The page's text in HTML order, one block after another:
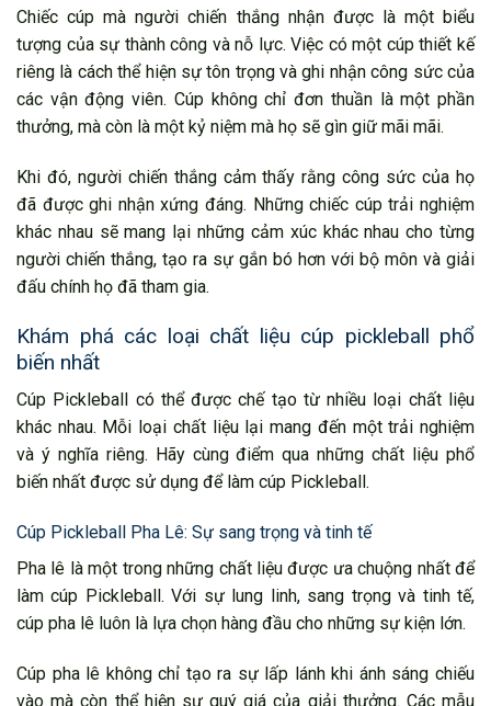
Chiếc cúp mà người chiến thắng nhận được là một biểu
tượng của sự thành công và nỗ lực. Việc có một cúp thiết kế
riêng là cách thể hiện sự tôn trọng và ghi nhận công sức của
các vận động viên. Cúp không chỉ đơn thuần là một phần
thưởng, mà còn là một kỷ niệm mà họ sẽ gìn giữ mãi mãi.
Khi đó, người chiến thắng cảm thấy rằng công sức của họ
đã được ghi nhận xứng đáng. Những chiếc cúp trải nghiệm
khác nhau sẽ mang lại những cảm xúc khác nhau cho từng
người chiến thắng, tạo ra sự gắn bó hơn với bộ môn và giải
đấu chính họ đã tham gia.
Khám phá các loại chất liệu cúp pickleball phổ
biến nhất
Cúp Pickleball có thể được chế tạo từ nhiều loại chất liệu
khác nhau. Mỗi loại chất liệu lại mang đến một trải nghiệm
và ý nghĩa riêng. Hãy cùng điểm qua những chất liệu phổ
biến nhất được sử dụng để làm cúp Pickleball.
Cúp Pickleball Pha Lê: Sự sang trọng và tinh tế
Pha lê là một trong những chất liệu được ưa chuộng nhất để
làm cúp Pickleball. Với sự lung linh, sang trọng và tinh tế,
cúp pha lê luôn là lựa chọn hàng đầu cho những sự kiện lớn.
Cúp pha lê không chỉ tạo ra sự lấp lánh khi ánh sáng chiếu
vào mà còn thể hiện sự quý giá của giải thưởng. Các mẫu